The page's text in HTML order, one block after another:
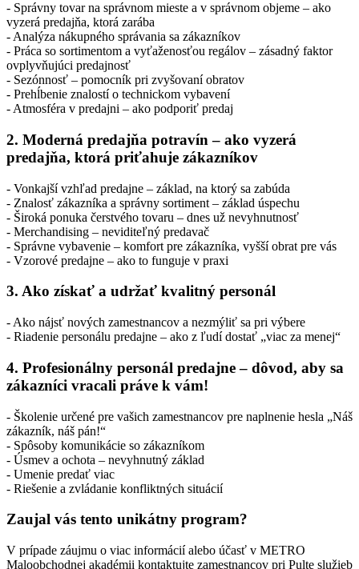
- Správny tovar na správnom mieste a v správnom objeme – ako
vyzerá predajňa, ktorá zarába
- Analýza nákupného správania sa zákazníkov
- Práca so sortimentom a vyťaženosťou regálov – zásadný faktor
ovplyvňujúci predajnosť
- Sezónnosť – pomocník pri zvyšovaní obratov
- Prehĺbenie znalostí o technickom vybavení
- Atmosféra v predajni – ako podporiť predaj
2. Moderná predajňa potravín – ako vyzerá
predajňa, ktorá priťahuje zákazníkov
- Vonkajší vzhľad predajne – základ, na ktorý sa zabúda
- Znalosť zákazníka a správny sortiment – základ úspechu
- Široká ponuka čerstvého tovaru – dnes už nevyhnutnosť
- Merchandising – neviditeľný predavač
- Správne vybavenie – komfort pre zákazníka, vyšší obrat pre vás
- Vzorové predajne – ako to funguje v praxi
3. Ako získať a udržať kvalitný personál
- Ako nájsť nových zamestnancov a nezmýliť sa pri výbere
- Riadenie personálu predajne – ako z ľudí dostať „viac za menej“
4. Profesionálny personál predajne – dôvod, aby sa
zákazníci vracali práve k vám!
- Školenie určené pre vašich zamestnancov pre naplnenie hesla „Náš
zákazník, náš pán!“
- Spôsoby komunikácie so zákazníkom
- Úsmev a ochota – nevyhnutný základ
- Umenie predať viac
- Riešenie a zvládanie konfliktných situácií
Zaujal vás tento unikátny program?
V prípade záujmu o viac informácií alebo účasť v METRO
Maloobchodnej akadémii kontaktujte zamestnancov pri Pulte služieb